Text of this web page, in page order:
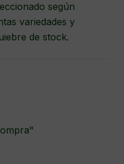
según
variedades y
de stock.